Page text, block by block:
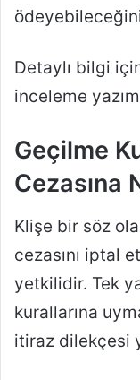
Detaylı bilgi
inceleme
Geçilme
Cezasına
Klişe bir söz
cezasını iptal
yetkilidir. Tek
kurallarına
itiraz dilekçesi